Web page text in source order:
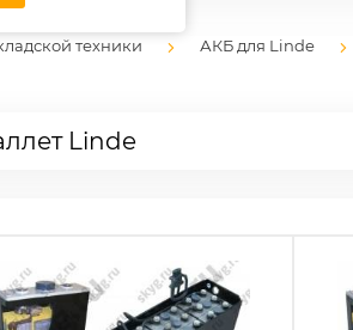
техники АКБ для Linde
Linde